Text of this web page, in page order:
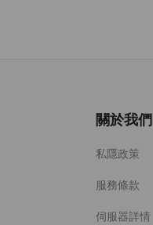
關於我們
私隱政策
服務條款
伺服器詳情